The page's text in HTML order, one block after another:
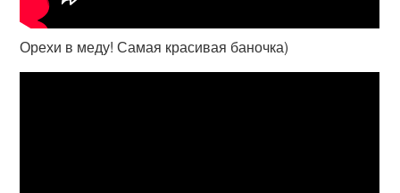
Орехи в меду! Самая красивая баночка)